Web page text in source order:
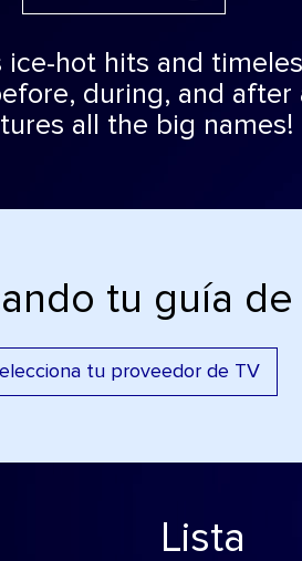
ice-hot hits and
during, and after
all the big names!
tu guía de
tu proveedor de TV
Lista